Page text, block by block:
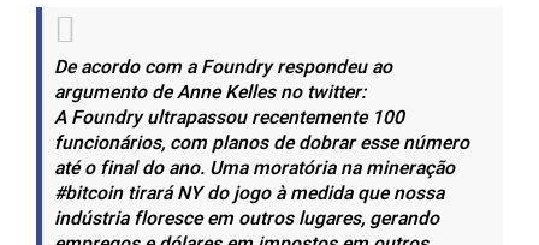
De acordo com a Foundry respondeu ao
argumento de Anne Kelles no twitter:
A Foundry ultrapassou recentemente 100
funcionários, com planos de dobrar esse número
até o final do ano. Uma moratória na mineração
#bitcoin tirará NY do jogo à medida que nossa
indústria floresce em outros lugares, gerando